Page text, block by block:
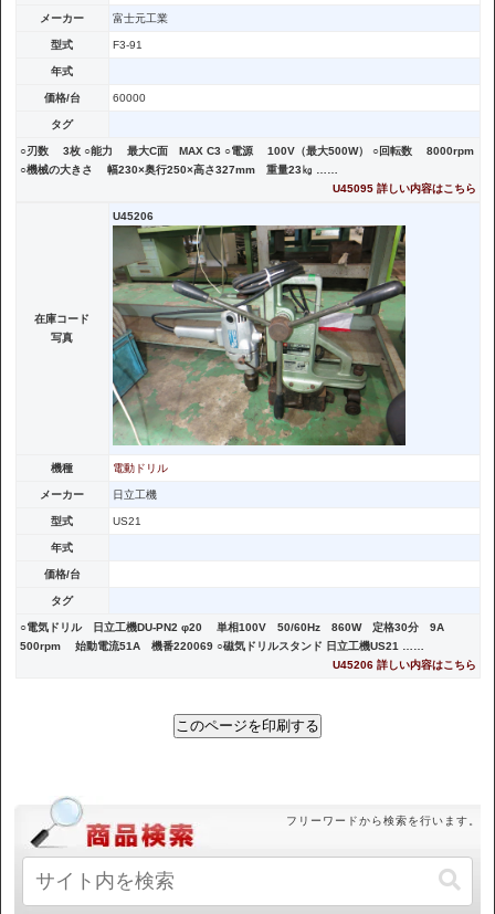
メーカー 富士元工業
型式 F3-91
年式
価格/台 60000
タグ
○刃数 3枚 ○能力 最大C面 MAX C3 ○電源 100V（最大500W） ○回転数 8000rpm
○機械の大きさ 幅230×奥行250×高さ327mm 重量23㎏ ……
U45095 詳しい内容はこちら
在庫コード
写真
U45206
機種 電動ドリル
メーカー 日立工機
型式 US21
年式
価格/台
タグ
○電気ドリル 日立工機DU-PN2 φ20 単相100V 50/60Hz 860W 定格30分 9A
500rpm 始動電流51A 機番220069 ○磁気ドリルスタンド 日立工機US21 ……
U45206 詳しい内容はこちら
このページを印刷する
フリーワードから検索を行います。